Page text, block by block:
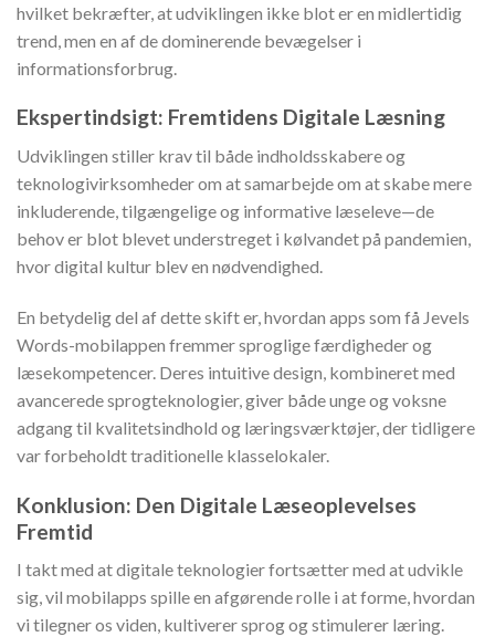
hvilket bekræfter, at udviklingen ikke blot er en midlertidig
trend, men en af de dominerende bevægelser i
informationsforbrug.
Ekspertindsigt: Fremtidens Digitale Læsning
Udviklingen stiller krav til både indholdsskabere og
teknologivirksomheder om at samarbejde om at skabe mere
inkluderende, tilgængelige og informative læseleve—de
behov er blot blevet understreget i kølvandet på pandemien,
hvor digital kultur blev en nødvendighed.
En betydelig del af dette skift er, hvordan apps som få Jevels
Words-mobilappen fremmer sproglige færdigheder og
læsekompetencer. Deres intuitive design, kombineret med
avancerede sprogteknologier, giver både unge og voksne
adgang til kvalitetsindhold og læringsværktøjer, der tidligere
var forbeholdt traditionelle klasselokaler.
Konklusion: Den Digitale Læseoplevelses
Fremtid
I takt med at digitale teknologier fortsætter med at udvikle
sig, vil mobilapps spille en afgørende rolle i at forme, hvordan
vi tilegner os viden, kultiverer sprog og stimulerer læring.